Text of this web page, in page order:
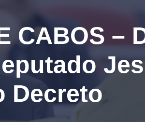
CABOS –
Decreto